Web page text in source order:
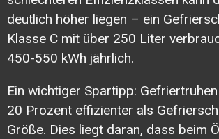
deutlich höher liegen – ein
Klasse C mit über 250 Liter
450-550 kWh jährlich.
Ein wichtiger Spartipp:
20 Prozent effizienter als
Größe. Dies liegt daran, dass beim